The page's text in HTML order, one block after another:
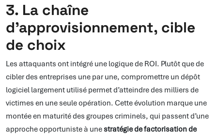
3. La chaîne
d’approvisionnement, cible
de choix
Les attaquants ont intégré une logique de ROI. Plutôt que de
cibler des entreprises une par une, compromettre un dépôt
logiciel largement utilisé permet d’atteindre des milliers de
victimes en une seule opération. Cette évolution marque une
montée en maturité des groupes criminels, qui passent d’une
approche opportuniste à unestratégie de factorisation de